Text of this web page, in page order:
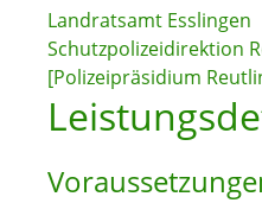
Landratsamt Esslingen
Schutzpolizeidirektion
[Polizeipräsidium